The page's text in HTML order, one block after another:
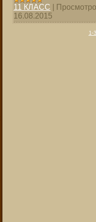
11 КЛАСС
16.08.2015
1-